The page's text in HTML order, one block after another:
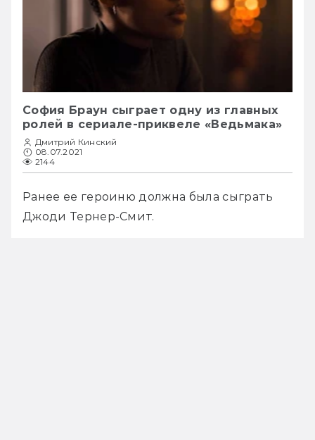
София Браун сыграет одну из главных
ролей в сериале-приквеле «Ведьмака»
Дмитрий Кинский
08.07.2021
2144
Ранее ее героиню должна была сыграть
Джоди Тернер-Смит.